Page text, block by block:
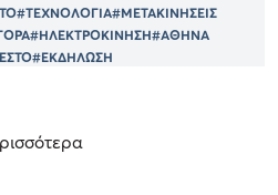
#ΤΕΧΝΟΛΟΓΙΑ#ΜΕΤΑΚΙΝΗΣΕΙΣ
#ΗΛΕΚΤΡΟΚΙΝΗΣΗ#ΑΘΗΝΑ
#ΕΚΔΗΛΩΣΗ